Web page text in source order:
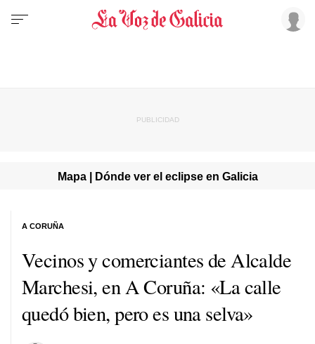
Mapa | Dónde ver el eclipse en Galicia
Vecinos y comerciantes de Alcalde
Marchesi, en A Coruña: «La calle
quedó bien, pero es una selva»
A CORUÑA